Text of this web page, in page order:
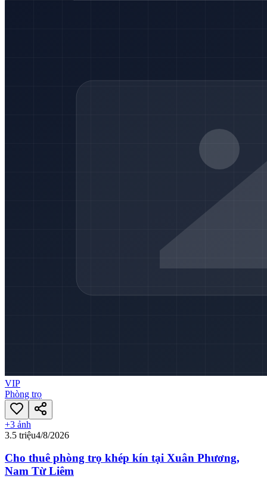
VIP
Phòng trọ
+3 ảnh
3.5 triệu4/8/2026
Cho thuê phòng trọ khép kín tại Xuân Phương,
Nam Từ Liêm